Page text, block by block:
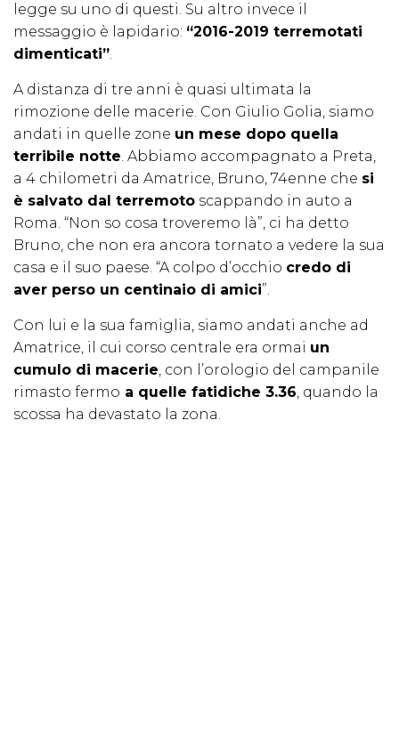
legge su uno di questi. Su altro invece il
messaggio è lapidario: “2016-2019 terremotati
dimenticati”.
A distanza di tre anni è quasi ultimata la
rimozione delle macerie. Con Giulio Golia, siamo
andati in quelle zone un mese dopo quella
terribile notte. Abbiamo accompagnato a Preta,
a 4 chilometri da Amatrice, Bruno, 74enne che si
è salvato dal terremoto scappando in auto a
Roma. “Non so cosa troveremo là”, ci ha detto
Bruno, che non era ancora tornato a vedere la sua
casa e il suo paese. “A colpo d’occhio credo di
aver perso un centinaio di amici”.
Con lui e la sua famiglia, siamo andati anche ad
Amatrice, il cui corso centrale era ormai un
cumulo di macerie, con l’orologio del campanile
rimasto fermo a quelle fatidiche 3.36, quando la
scossa ha devastato la zona.